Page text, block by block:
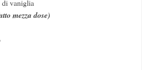
di vaniglia
mezza dose)